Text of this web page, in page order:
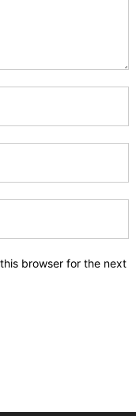
browser for the next